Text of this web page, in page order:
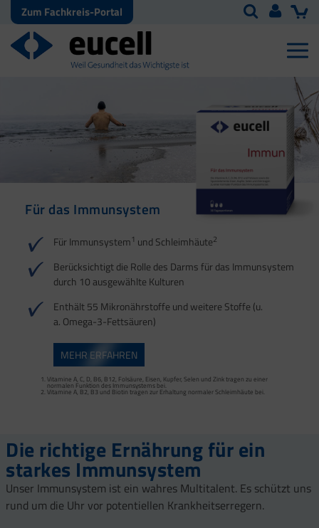
Zum Fachkreis-Portal
Für das Immunsystem
Für Immunsystem1 und Schleimhäute2
Berücksichtigt die Rolle des Darms für das Immunsystem
durch 10 ausgewählte Kulturen
Enthält 55 Mikronährstoffe und weitere Stoffe (u.
a. Omega-3-Fettsäuren)
MEHR ERFAHREN
Vitamine A, C, D, B6, B12, Folsäure, Eisen, Kupfer, Selen und Zink tragen zu einer
normalen Funktion des Immunsystems bei.
Vitamine A, B2, B3 und Biotin tragen zur Erhaltung normaler Schleimhäute bei.
Immunsystem |
Vitamine A, C, D, B6, B12, Folsäure, Eisen, Kupfer, Selen und Zink tragen zu einer
Für die Darmgesundheit
1 2
Calcium trägt zur normalen Funktion von Verdauungsenzymen bei. Zink trägt zu
einem normalen Fettsäure- und Kohlenhydrat-Stoffwechsel sowie zu einem
normalen Stoffwechsel von Makronährstoffen bei.
Vitamin B2 und Biotin tragen zur Erhaltung normaler Schleimhäute (einschließlich
Darmschleimhaut) bei.
Vitamin D und Zink tragen zur normalen Funktion des Immunsystems bei.
6 Kulturen bei
Vitamin D trägt zur normalen Funktion des
Die richtige Ernährung für ein
starkes Immunsystem
Unser Immunsystem ist ein wahres Multitalent. Es schützt uns
rund um die Uhr vor potentiellen Krankheitserregern.